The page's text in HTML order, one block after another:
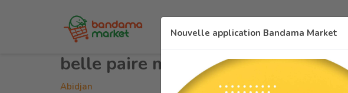
Accueil
belle paire moins chers
Abidjan
Nouvelle application Bandama Market